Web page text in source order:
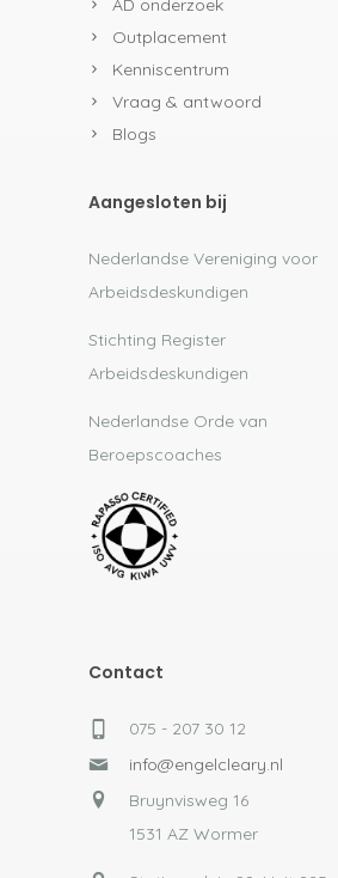
AD onderzoek
Outplacement
Kenniscentrum
Vraag & antwoord
Blogs
Aangesloten bij
Nederlandse Vereniging voor
Arbeidsdeskundigen
Stichting Register
Arbeidsdeskundigen
Nederlandse Orde van
Beroepscoaches
Contact
075 - 207 30 12
info@engelcleary.nl
Bruynvisweg 16
1531 AZ Wormer